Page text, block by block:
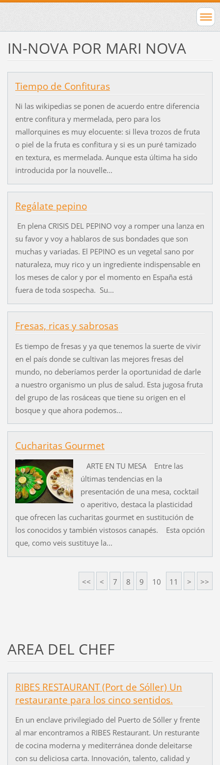
IN-NOVA POR MARI NOVA
Tiempo de Confituras
Ni las wikipedias se ponen de acuerdo entre diferencia
entre confitura y mermelada, pero para los
mallorquines es muy elocuente: si lleva trozos de fruta
o piel de la fruta es confitura y si es un puré tamizado
en textura, es mermelada. Aunque esta última ha sido
introducida por la nouvelle...
Regálate pepino
En plena CRISIS DEL PEPINO voy a romper una lanza en
su favor y voy a hablaros de sus bondades que son
muchas y variadas. El PEPINO es un vegetal sano por
naturaleza, muy rico y un ingrediente indispensable en
los meses de calor y por el momento en España está
fuera de toda sospecha. Su...
Fresas, ricas y sabrosas
Es tiempo de fresas y ya que tenemos la suerte de vivir
en el país donde se cultivan las mejores fresas del
mundo, no deberíamos perder la oportunidad de darle
a nuestro organismo un plus de salud. Esta jugosa fruta
del grupo de las rosáceas que tiene su origen en el
bosque y que ahora podemos...
Cucharitas Gourmet
ARTE EN TU MESA Entre las
últimas tendencias en la
presentación de una mesa, cocktail
o aperitivo, destaca la plasticidad
que ofrecen las cucharitas gourmet en sustitución de
los conocidos y también vistosos canapés. Esta opción
que, como veis sustituye la...
<< < 7 8 9 10 11 > >>
AREA DEL CHEF
RIBES RESTAURANT (Port de Sóller) Un
restaurante para los cinco sentidos.
En un enclave privilegiado del Puerto de Sóller y frente
al mar encontramos a RIBES Restaurant. Un resturante
de cocina moderna y mediterránea donde deleitarse
con su deliciosa carta. Innovación, talento, calidad y